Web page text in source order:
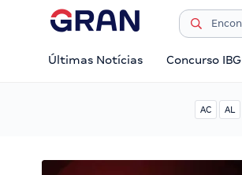
Últimas Notícias Concurso
AC AL